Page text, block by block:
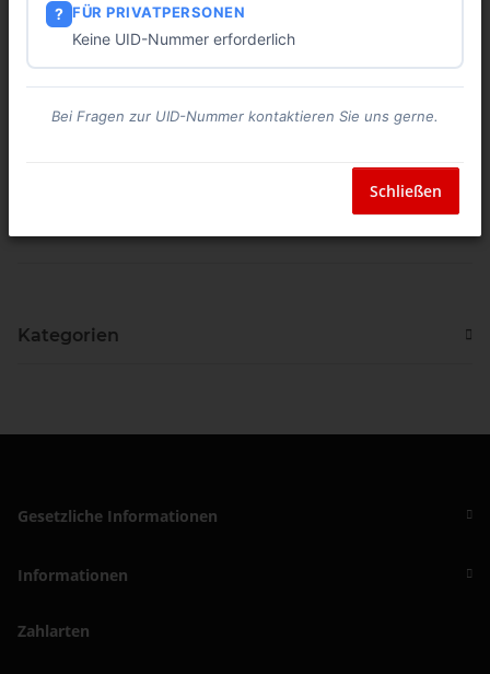
SOLAR Endklemme für
Dünnschichtmodule Endkl.
Glas Modulh. 6-9mm 100
Stück
526,00 €*
Dünnschichtmodule Endkl.
Glas Modulh. 6-9mm 100
Stück
521,56 €*
Kategorien
Gesetzliche Informationen
Informationen
Zahlarten
? FÜR PRIVATPERSONEN
Keine UID-Nummer erforderlich
Bei Fragen zur UID-Nummer kontaktieren Sie uns gerne.
Schließen